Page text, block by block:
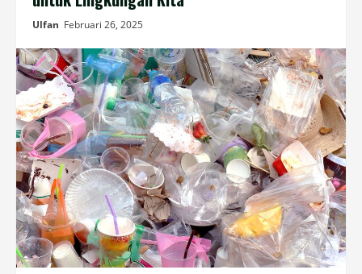
Ulfan Februari 26, 2025